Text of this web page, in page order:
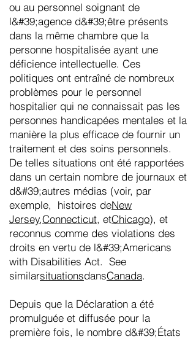
ou au personnel soignant de
l&#39;agence d&#39;être présents
dans la même chambre que la
personne hospitalisée ayant une
déficience intellectuelle. Ces
politiques ont entraîné de nombreux
problèmes pour le personnel
hospitalier qui ne connaissait pas les
personnes handicapées mentales et la
manière la plus efficace de fournir un
traitement et des soins personnels.
De telles situations ont été rapportées
dans un certain nombre de journaux et
d&#39;autres médias (voir, par
exemple, histoires deNew
Jersey,Connecticut, etChicago), et
reconnus comme des violations des
droits en vertu de l&#39;Americans
with Disabilities Act. See
similarsituationsdansCanada.
Depuis que la Déclaration a été
promulguée et diffusée pour la
première fois, le nombre d&#39;États